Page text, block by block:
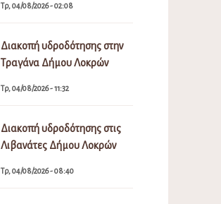
Τρ, 04/08/2026 - 02:08
Διακοπή υδροδότησης στην
Τραγάνα Δήμου Λοκρών
Τρ, 04/08/2026 - 11:32
Διακοπή υδροδότησης στις
Λιβανάτες Δήμου Λοκρών
Τρ, 04/08/2026 - 08:40